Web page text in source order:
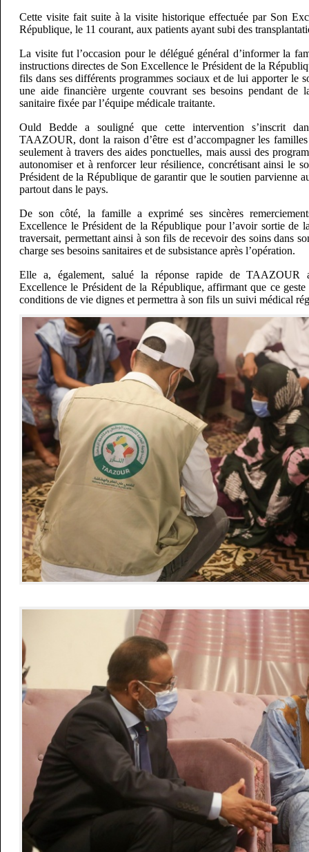
Cette visite fait suite à la visite historique effectuée par Son
République, le 11 courant, aux patients ayant subi des
La visite fut l’occasion pour le délégué général d’informer la
instructions directes de Son Excellence le Président de la
fils dans ses différents programmes sociaux et de lui apporter le
une aide financière urgente couvrant ses besoins pendant de
sanitaire fixée par l’équipe médicale traitante.
Ould Bedde a souligné que cette intervention s’inscrit
TAAZOUR, dont la raison d’être est d’accompagner les
seulement à travers des aides ponctuelles, mais aussi des
autonomiser et à renforcer leur résilience, concrétisant ainsi le
Président de la République de garantir que le soutien parvienne
partout dans le pays.
De son côté, la famille a exprimé ses sincères
Excellence le Président de la République pour l’avoir sortie de
traversait, permettant ainsi à son fils de recevoir des soins dans
charge ses besoins sanitaires et de subsistance après l’opération.
Elle a, également, salué la réponse rapide de TAAZOUR
Excellence le Président de la République, affirmant que ce geste
conditions de vie dignes et permettra à son fils un suivi médical